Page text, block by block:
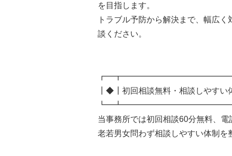
を目指します。
トラブル予防から解決まで、幅広
談ください。
┃◆┃初回相談無料・相談しやすい
当事務所では初回相談60分無料、電
老若男女問わず相談しやすい体制を